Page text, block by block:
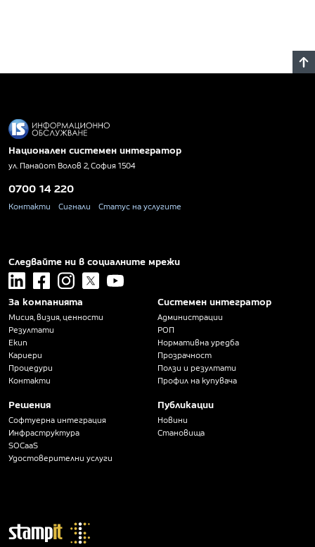
Национален системен интегратор
ул. Панайот Волов 2, София 1504
0700 14 220
Контакти Сигнали Статус на услугите
Следвайте ни в социалните мрежи
linkedin facebookinstagram
x youtube
За компанията
Мисия, визия, ценности
Резултати
Екип
Кариери
Процедури
Контакти
Решения
Софтуерна интеграция
Инфраструктура
SOCaaS
Удостоверителни услуги
Системен интегратор
Администрации
РОП
Нормативна уредба
Прозрачност
Ползи и резултати
Профил на купувача
Публикации
Новини
Становища